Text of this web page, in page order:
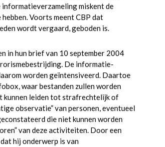
miskent de
Voorts meent CBP dat
wordt vergaard, geboden is.
in hun brief van 10 september 2004
De informatie-
worden geïntensiveerd. Daartoe
waar bestanden zullen worden
kunnen leiden tot strafrechtelijk of
observatie” van personen, eventueel
die niet kunnen worden
van deze activiteiten. Door een
hij onderwerp is van